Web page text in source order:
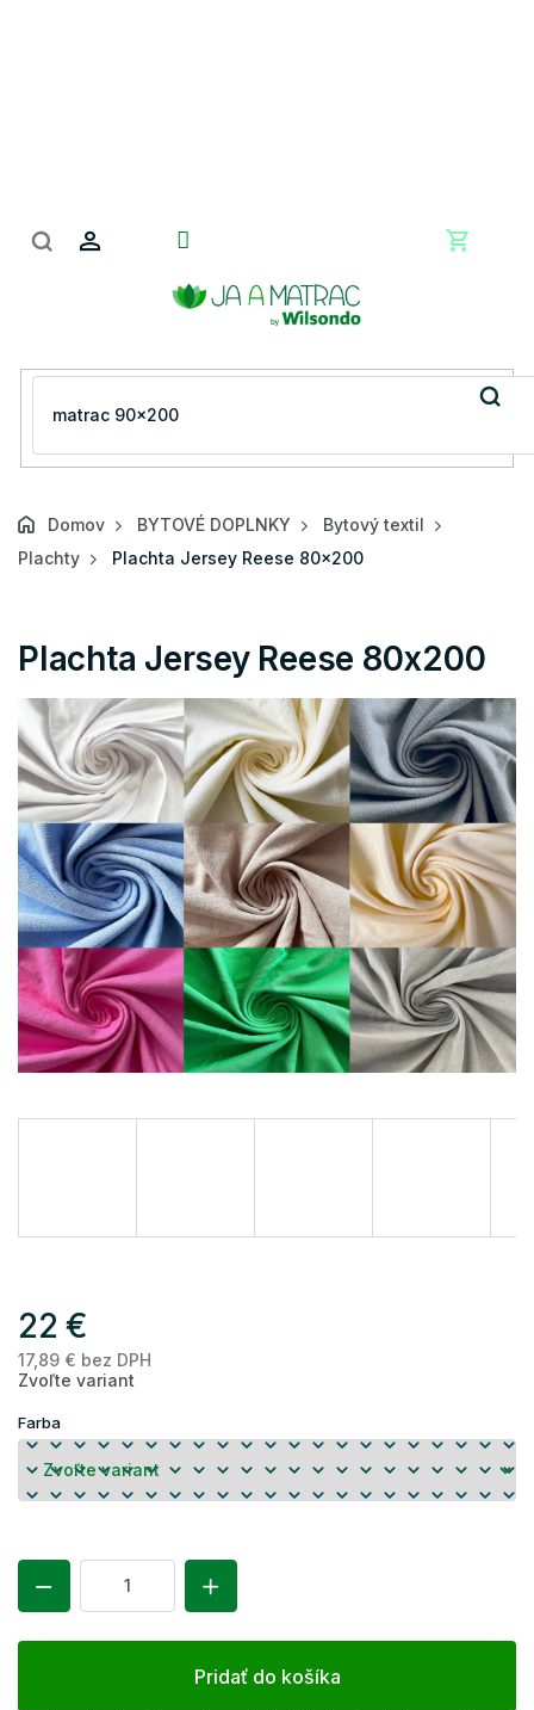
Domov BYTOVÉ DOPLNKY
Bytový textil
Plachty
Plachta Jersey Reese 80x200
Plachta Jersey Reese 80x200
22 €
17,89 € bez DPH
Zvoľte variant
Farba
Pridať do košíka